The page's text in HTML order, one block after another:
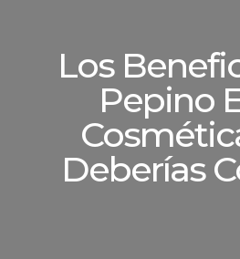
Los
Pepino
Deberías